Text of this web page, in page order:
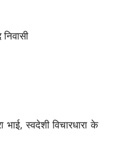
भाई, स्वदेशी विचारधारा के